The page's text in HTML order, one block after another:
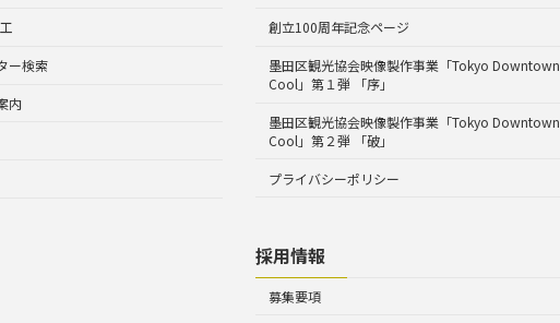
ー検索
内
創立100周年記念ページ
墨田区観光協会映像製作事業「Tokyo Downtown
Cool」第１弾 「序」
墨田区観光協会映像製作事業「Tokyo Downtown
Cool」第２弾 「破」
プライバシーポリシー
採用情報
募集要項